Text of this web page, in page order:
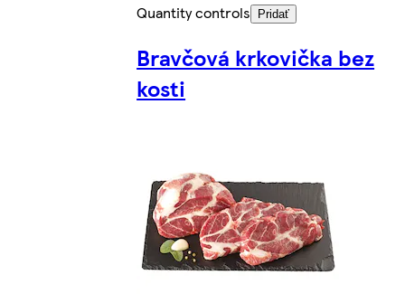
Quantity controls Pridať
Bravčová krkovička bez
kosti